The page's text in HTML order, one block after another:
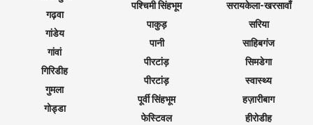
गढ़वा
गांडेय
गांवां
गिरिडीह
गुमला
गोड्डा
पश्चिमी सिंहभूम
पाकुड़
पानी
पीरटांड़
पीरटांड़
पूर्वी सिंहभूम
फेस्टिवल
सरायकेला-खरसावाँ
सरिया
साहिबगंज
सिमडेगा
स्वास्थ्य
हज़ारीबाग
हीरोडीह